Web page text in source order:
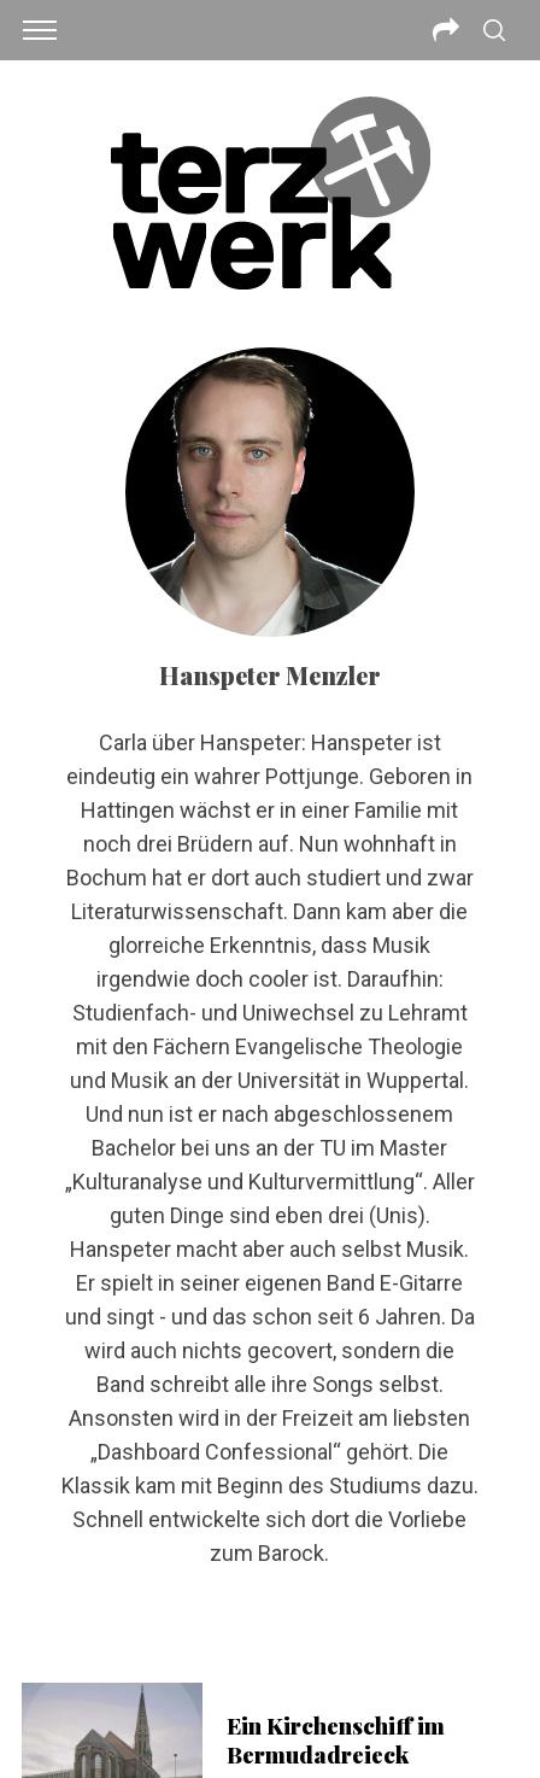
Hanspeter Menzler
Carla über Hanspeter: Hanspeter ist
eindeutig ein wahrer Pottjunge. Geboren in
Hattingen wächst er in einer Familie mit
noch drei Brüdern auf. Nun wohnhaft in
Bochum hat er dort auch studiert und zwar
Literaturwissenschaft. Dann kam aber die
glorreiche Erkenntnis, dass Musik
irgendwie doch cooler ist. Daraufhin:
Studienfach- und Uniwechsel zu Lehramt
mit den Fächern Evangelische Theologie
und Musik an der Universität in Wuppertal.
Und nun ist er nach abgeschlossenem
Bachelor bei uns an der TU im Master
„Kulturanalyse und Kulturvermittlung“. Aller
guten Dinge sind eben drei (Unis).
Hanspeter macht aber auch selbst Musik.
Er spielt in seiner eigenen Band E-Gitarre
und singt - und das schon seit 6 Jahren. Da
wird auch nichts gecovert, sondern die
Band schreibt alle ihre Songs selbst.
Ansonsten wird in der Freizeit am liebsten
„Dashboard Confessional“ gehört. Die
Klassik kam mit Beginn des Studiums dazu.
Schnell entwickelte sich dort die Vorliebe
zum Barock.
Ein Kirchenschiff im
Bermudadreieck